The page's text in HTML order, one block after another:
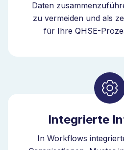
Skalierbares
Die Plattform unterstützt das
Bereichen
ausgerichtet auf Normen wie
Bereich verwalten oder beide
vollständig integrierten
Ihr Unternehmen weiter
Daten
zu vermeiden und als
für Ihre QHSE-
Integrierte
In Workflows